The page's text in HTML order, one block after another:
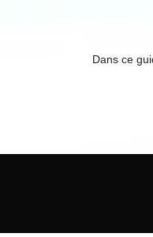
Dans ce